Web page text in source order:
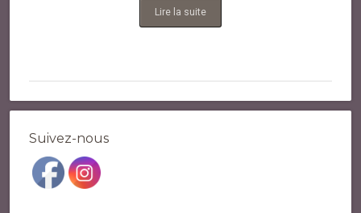
Lire la suite
Suivez-nous